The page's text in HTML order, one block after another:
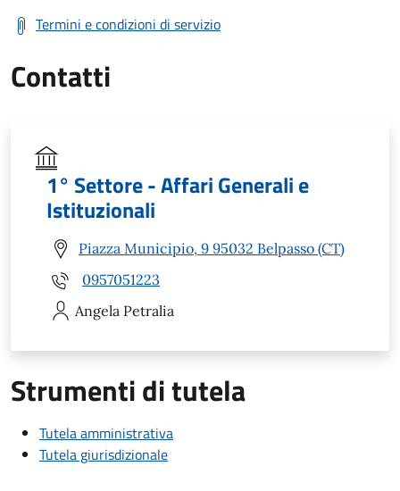
Termini e condizioni di servizio
Contatti
1° Settore - Affari Generali e
Istituzionali
Piazza Municipio, 9 95032 Belpasso (CT)
0957051223
Angela Petralia
Strumenti di tutela
Tutela amministrativa
Tutela giurisdizionale